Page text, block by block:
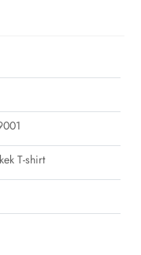
T-shirt